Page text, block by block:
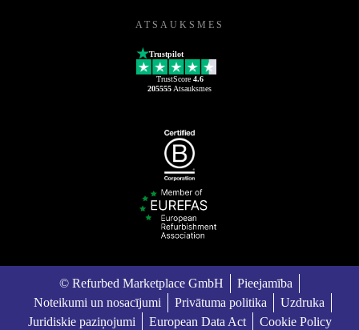
ATSAUKSMES
Trustpilot
TrustScore 4.6
205555 Atsauksmes
© Refurbed Marketplace GmbH
Pieejamība
Noteikumi un nosacījumi
Privātuma politika
Uzdruka
Juridiskie paziņojumi
European Data Act Cookie Policy